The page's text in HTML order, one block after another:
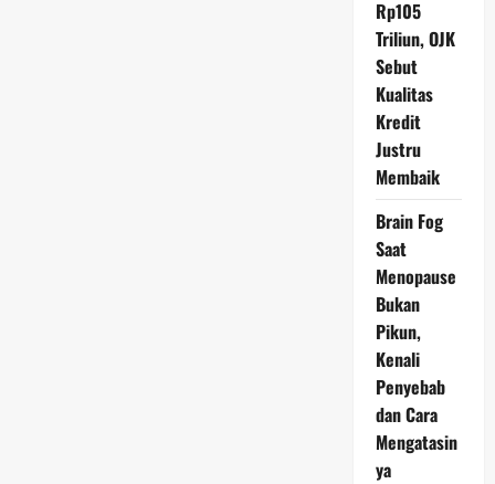
Rp105
Triliun, OJK
Sebut
Kualitas
Kredit
Justru
Membaik
Brain Fog
Saat
Menopause
Bukan
Pikun,
Kenali
Penyebab
dan Cara
Mengatasin
ya